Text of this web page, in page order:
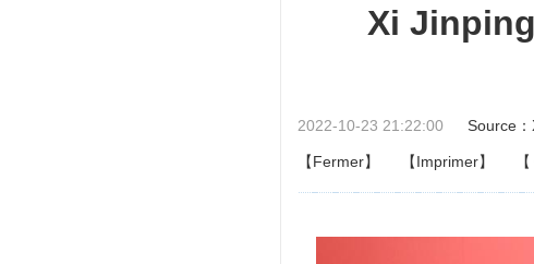
Xi
2022-10-23 21:22:00 Source
【Fermer】 【Imprimer】 【